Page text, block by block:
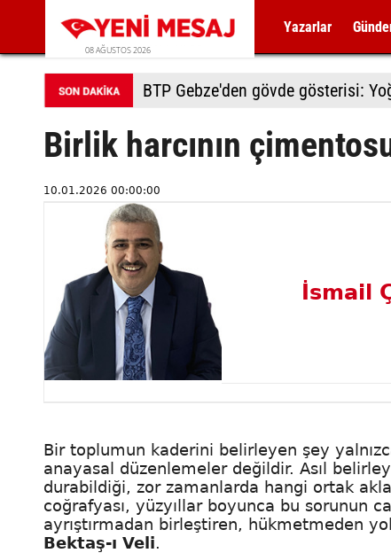
08 AĞUSTOS 2026
Yazarlar
BTP Gebze'den gövde gösterisi:
Birlik harcının
10.01.2026 00:00:00
İsmail
Bir toplumun kaderini belirleyen şey
anayasal düzenlemeler değildir. Asıl
durabildiği, zor zamanlarda hangi ortak
coğrafyası, yüzyıllar boyunca bu sorunun
ayrıştırmadan birleştiren, hükmetmeden
Bektaş-ı Veli.